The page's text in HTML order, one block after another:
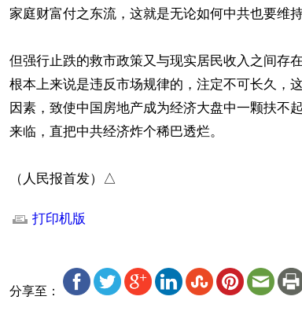
家庭财富付之东流，这就是无论如何中共也要维
但强行止跌的救市政策又与现实居民收入之间存
根本上来说是违反市场规律的，注定不可长久，
因素，致使中国房地产成为经济大盘中一颗扶不
来临，直把中共经济炸个稀巴透烂。
（人民报首发）△
打印机版
分享至：